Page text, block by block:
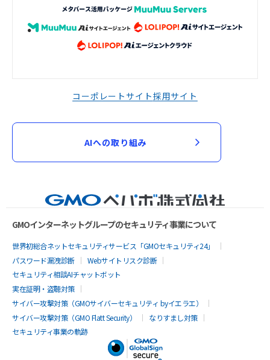
コーポレートサイト採用サイト
AIへの取り組み
GMOインターネットグループのセキュリティ事業について
世界初総合ネットセキュリティサービス「GMOセキュリティ24」
パスワード漏洩診断
Webサイトリスク診断
セキュリティ相談AIチャットボット
実在証明・盗聴対策
サイバー攻撃対策（GMOサイバーセキュリティ byイエラエ）
サイバー攻撃対策（GMO Flatt Security）
なりすまし対策
セキュリティ事業の軌跡